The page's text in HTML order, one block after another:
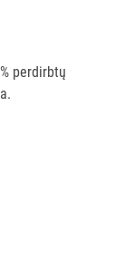
perdirbtų